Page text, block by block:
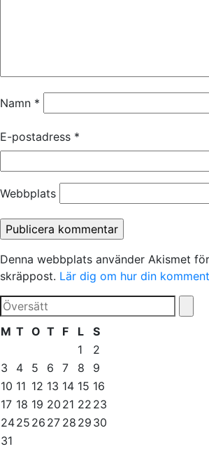
Namn *
E-postadress *
Webbplats
Denna webbplats använder Akismet
skräppost. Lär dig om hur din
M T O T F L
S
1
2
3
4 5 6 7 8
9
10 11 12 13 14 15 16
17 18 19 20 21 22 23
2425 26 27 28 29 30
31